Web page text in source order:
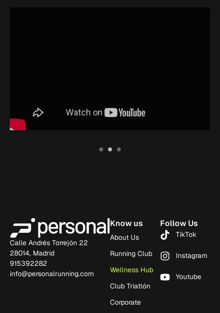
Calle Andrés Torrejón 22
28014, Madrid
915392282
info@personalrunning.com
Know us
About Us
Running Club
Wellness Hub
Club Triatlón
Corporate
Follow Us
TikTok
Instagram
Youtube